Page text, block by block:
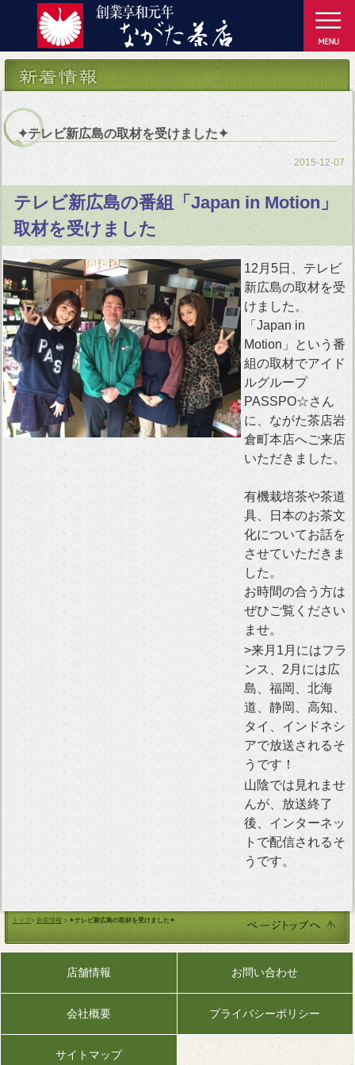
✦テレビ新広島の取材を受けました✦
2015-12-07
テレビ新広島の番組「Japan in Motion」
取材を受けました
12月5日、テレビ
新広島の取材を受
けました。
「Japan in
Motion」という番
組の取材でアイド
ルグループ
PASSPO☆さん
に、ながた茶店岩
倉町本店へご来店
いただきました。
有機栽培茶や茶道
具、日本のお茶文
化についてお話を
させていただきま
した。
お時間の合う方は
ぜひご覧ください
ませ。
>来月1月にはフラ
ンス、2月には広
島、福岡、北海
道、静岡、高知、
タイ、インドネシ
アで放送されるそ
うです！
山陰では見れませ
んが、放送終了
後、インターネッ
トで配信されるそ
うです。
トップ> 新着情報 > ✦テレビ新広島の取材を受けました✦
店舗情報 お問い合わせ
会社概要 プライバシーポリシー
サイトマップ